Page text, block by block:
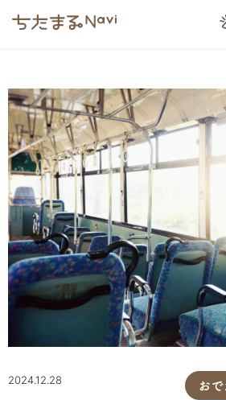
2024.12.28 お